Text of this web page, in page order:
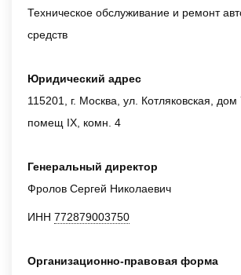
Техническое обслуживание и ремонт
средств
Юридический адрес
115201, г. Москва, ул. Котляковская, дом
помещ IX, комн. 4
Генеральный директор
Фролов Сергей Николаевич
ИНН 772879003750
Организационно-правовая форма